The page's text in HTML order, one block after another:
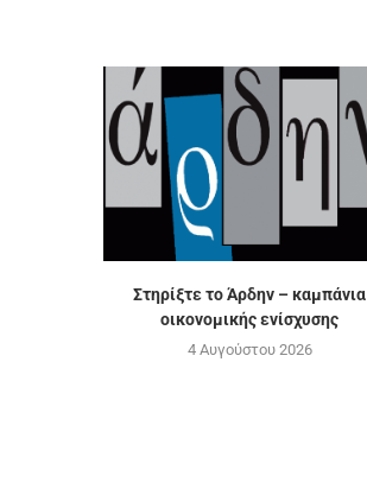
Στηρίξτε το Άρδην – καμπάνια
οικονομικής ενίσχυσης
4 Αυγούστου 2026